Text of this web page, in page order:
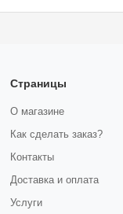
Страницы
О магазине
Как сделать заказ?
Контакты
Доставка и оплата
Услуги